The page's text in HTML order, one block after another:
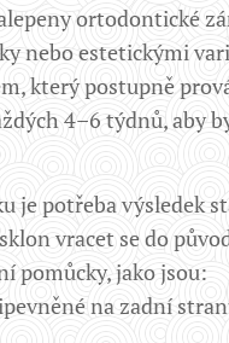
ortodontické
nebo estetickými
který postupně
4–6 týdnů, aby
je potřeba výsledek
vracet se do
pomůcky, jako jsou:
na zadní